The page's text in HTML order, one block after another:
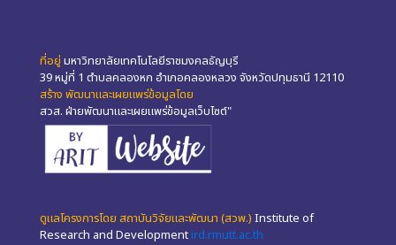
ที่อยู่ มหาวิทยาลัยเทคโนโลยีราชมงคลธัญบุรี
39 หมู่ที่ 1 ตำบลคลองหก อำเภอคลองหลวง จังหวัดปทุมธานี 12110
สร้าง พัฒนาและเผยแพร่ข้อมูลโดย
สวส. ฝ่ายพัฒนาและเผยแพร่ข้อมูลเว็บไซต์"
ดูแลโครงการโดย สถาบันวิจัยและพัฒนา (สวพ.) Institute of
Research and Development ird.rmutt.ac.th